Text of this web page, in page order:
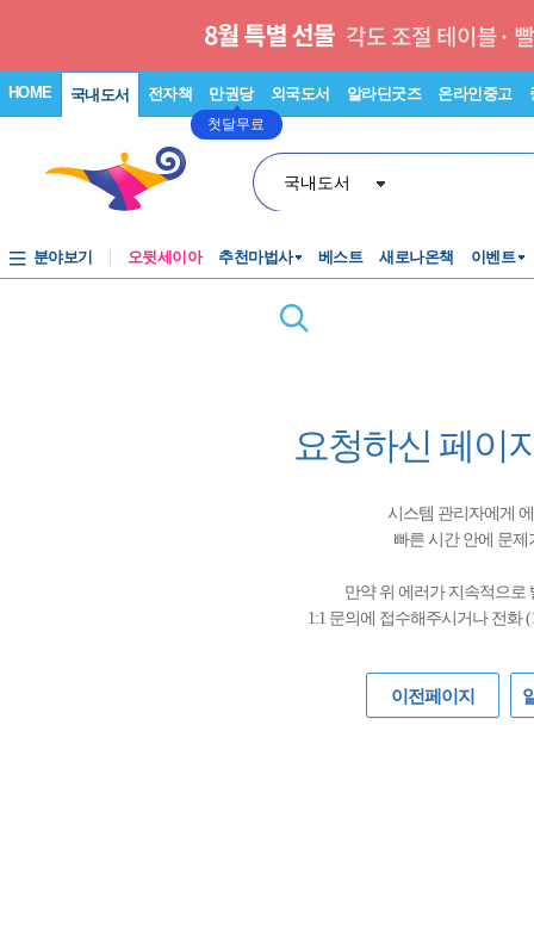
HOME 국내도서 전자책 만권당
첫달무료
외국도서 알라딘굿즈 온라인중고
국내도서
분야보기 오뒷세이아 추천마법사 베스트 새로나온책 이벤트
요청하신 페이
시스템 관리자에게
빠른 시간 안에 문
만약 위 에러가 지속적으로
1:1 문의에 접수해주시거나 전화 (
이전페이지